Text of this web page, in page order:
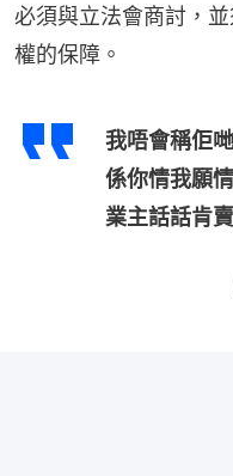
必須與立法會商討，
權的保障。
我唔會稱佢
係你情我願
業主話話肯